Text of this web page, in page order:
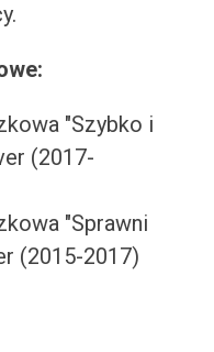
"Szybko i
(2017-
"Sprawni
(2015-2017)